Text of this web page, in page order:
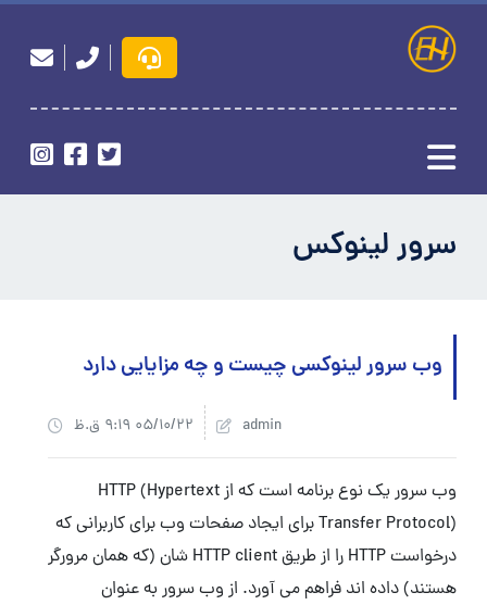
سرور لینوکس
وب سرور لینوکسی چیست و چه مزایایی دارد
05/10/22 9:19 ق.ظ admin
وب سرور یک نوع برنامه است که از HTTP (Hypertext
Transfer Protocol) برای ایجاد صفحات وب برای کاربرانی که
درخواست HTTP را از طریق HTTP client شان (که همان مرورگر
هستند) داده اند فراهم می آورد. از وب سرور به عنوان